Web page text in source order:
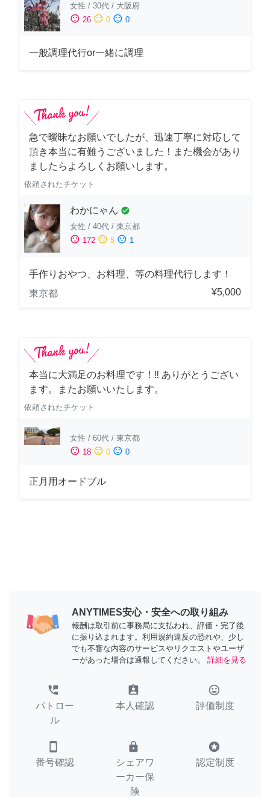
女性 / 30代 / 大阪府
sentiment_satisfied 26 sentiment_neutral 0 sentiment_dissatisfied 0
一般調理代行or一緒に調理
急で曖昧なお願いでしたが、迅速丁寧に対応して
頂き本当に有難うございました！また機会があり
ましたらよろしくお願いします。
依頼されたチケット
わかにゃん check_circle
女性 / 40代 / 東京都
sentiment_satisfied 172 sentiment_neutral 5 sentiment_dissatisfied 1
手作りおやつ、お料理、等の料理代行します！
東京都
¥5,000
本当に大満足のお料理です！‼️ ありがとうござい
ます。またお願いいたします。
依頼されたチケット
女性 / 60代 / 東京都
sentiment_satisfied 18 sentiment_neutral 0 sentiment_dissatisfied 0
正月用オードブル
ANYTIMES安心・安全への取り組み
報酬は取引前に事務局に支払われ、評価・完了後
に振り込まれます。利用規約違反の恐れや、少し
でも不審な内容のサービスやリクエストやユーザ
ーがあった場合は通報してください。
詳細を見る
perm_phone_msg
パトロー
ル
assignment_ind
本人確認
tag_faces
評価制度
smartphone
番号確認
lock
シェアワ
ーカー保
険
stars
認定制度